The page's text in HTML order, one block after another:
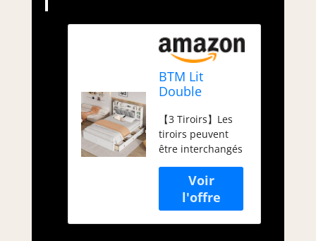
BTM Lit
Double
Adultes avec 3
Tiroirs pour 2
Personnes,
Étagères
Ouvertes et
Compartiment
de Rangement
à Porte
【3 Tiroirs】Les
tiroirs peuvent
être interchangés
droite, et les
tiroirs sous le lit
sont équipés de
roulettes, qui